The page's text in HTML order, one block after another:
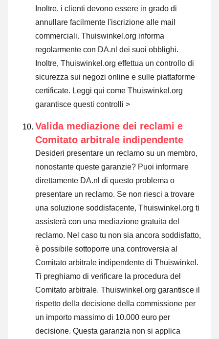
Inoltre, i clienti devono essere in grado di
annullare facilmente l'iscrizione alle mail
commerciali. Thuiswinkel.org informa
regolarmente con DA.nl dei suoi obblighi.
Inoltre, Thuiswinkel.org effettua un controllo di
sicurezza sui negozi online e sulle piattaforme
certificate. Leggi qui come Thuiswinkel.org
garantisce questi controlli >
Valida mediazione dei reclami e
Comitato arbitrale indipendente
Desideri presentare un reclamo su un membro,
nonostante queste garanzie? Puoi informare
direttamente DA.nl di questo problema o
presentare un reclamo. Se non riesci a trovare
una soluzione soddisfacente, Thuiswinkel.org ti
assisterà con una mediazione gratuita del
reclamo. Nel caso tu non sia ancora soddisfatto,
è possibile sottoporre una controversia al
Comitato arbitrale indipendente di Thuiswinkel.
Ti preghiamo di verificare la procedura del
Comitato arbitrale. Thuiswinkel.org garantisce il
rispetto della decisione della commissione per
un importo massimo di 10.000 euro per
decisione. Questa garanzia non si applica